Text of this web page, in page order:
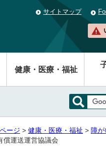
サイトマップ
健康・医療・福祉
ージ > 健康・医療・福祉 > 障
運送運営協議会